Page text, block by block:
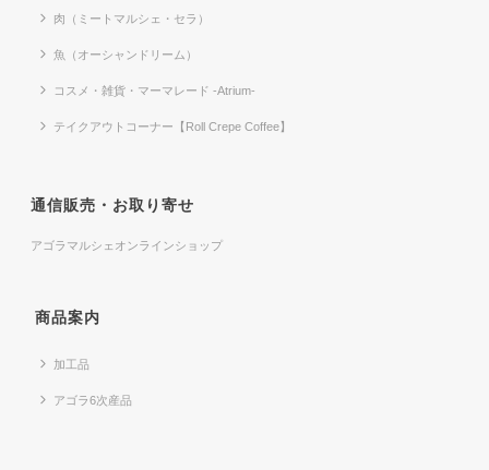
肉（ミートマルシェ・セラ）
魚（オーシャンドリーム）
コスメ・雑貨・マーマレード -Atrium-
テイクアウトコーナー【Roll Crepe Coffee】
通信販売・お取り寄せ
アゴラマルシェオンラインショップ
商品案内
加工品
アゴラ6次産品